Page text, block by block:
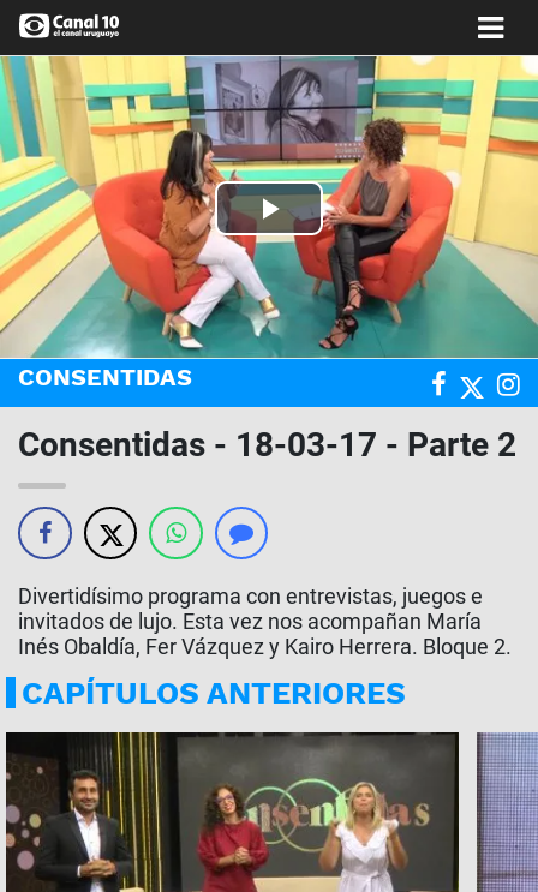
Play
Video
CONSENTIDAS
Consentidas - 18-03-17 - Parte 2
Divertidísimo programa con entrevistas, juegos e
invitados de lujo. Esta vez nos acompañan María
Inés Obaldía, Fer Vázquez y Kairo Herrera. Bloque 2.
CAPÍTULOS ANTERIORES